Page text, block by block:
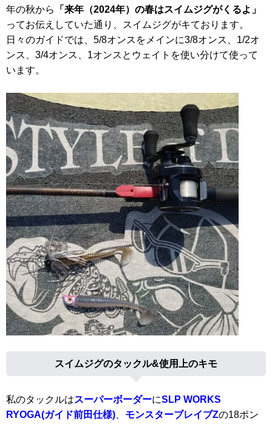
年の秋から
「来年（2024年）の春はスイムジグがくるよ」
ってお伝えしていた通り、スイムジグがキております。
日々のガイドでは、5/8オンスをメインに3/8オンス、1/2オ
ンス、3/4オンス、1オンスとウェイトを使い分けて使って
います。
スイムジグのタックル&使用上のキモ
私のタックルはスーパーボーダーにSLP WORKS
RYOGA(ガイド前田仕様)
モンスターブレイブZの18ポン